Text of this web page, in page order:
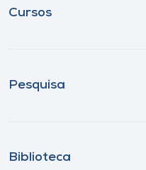
Cursos
Pesquisa
Biblioteca